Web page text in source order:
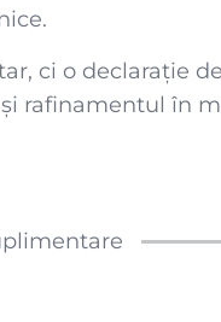
ci o declarație
rafinamentul în